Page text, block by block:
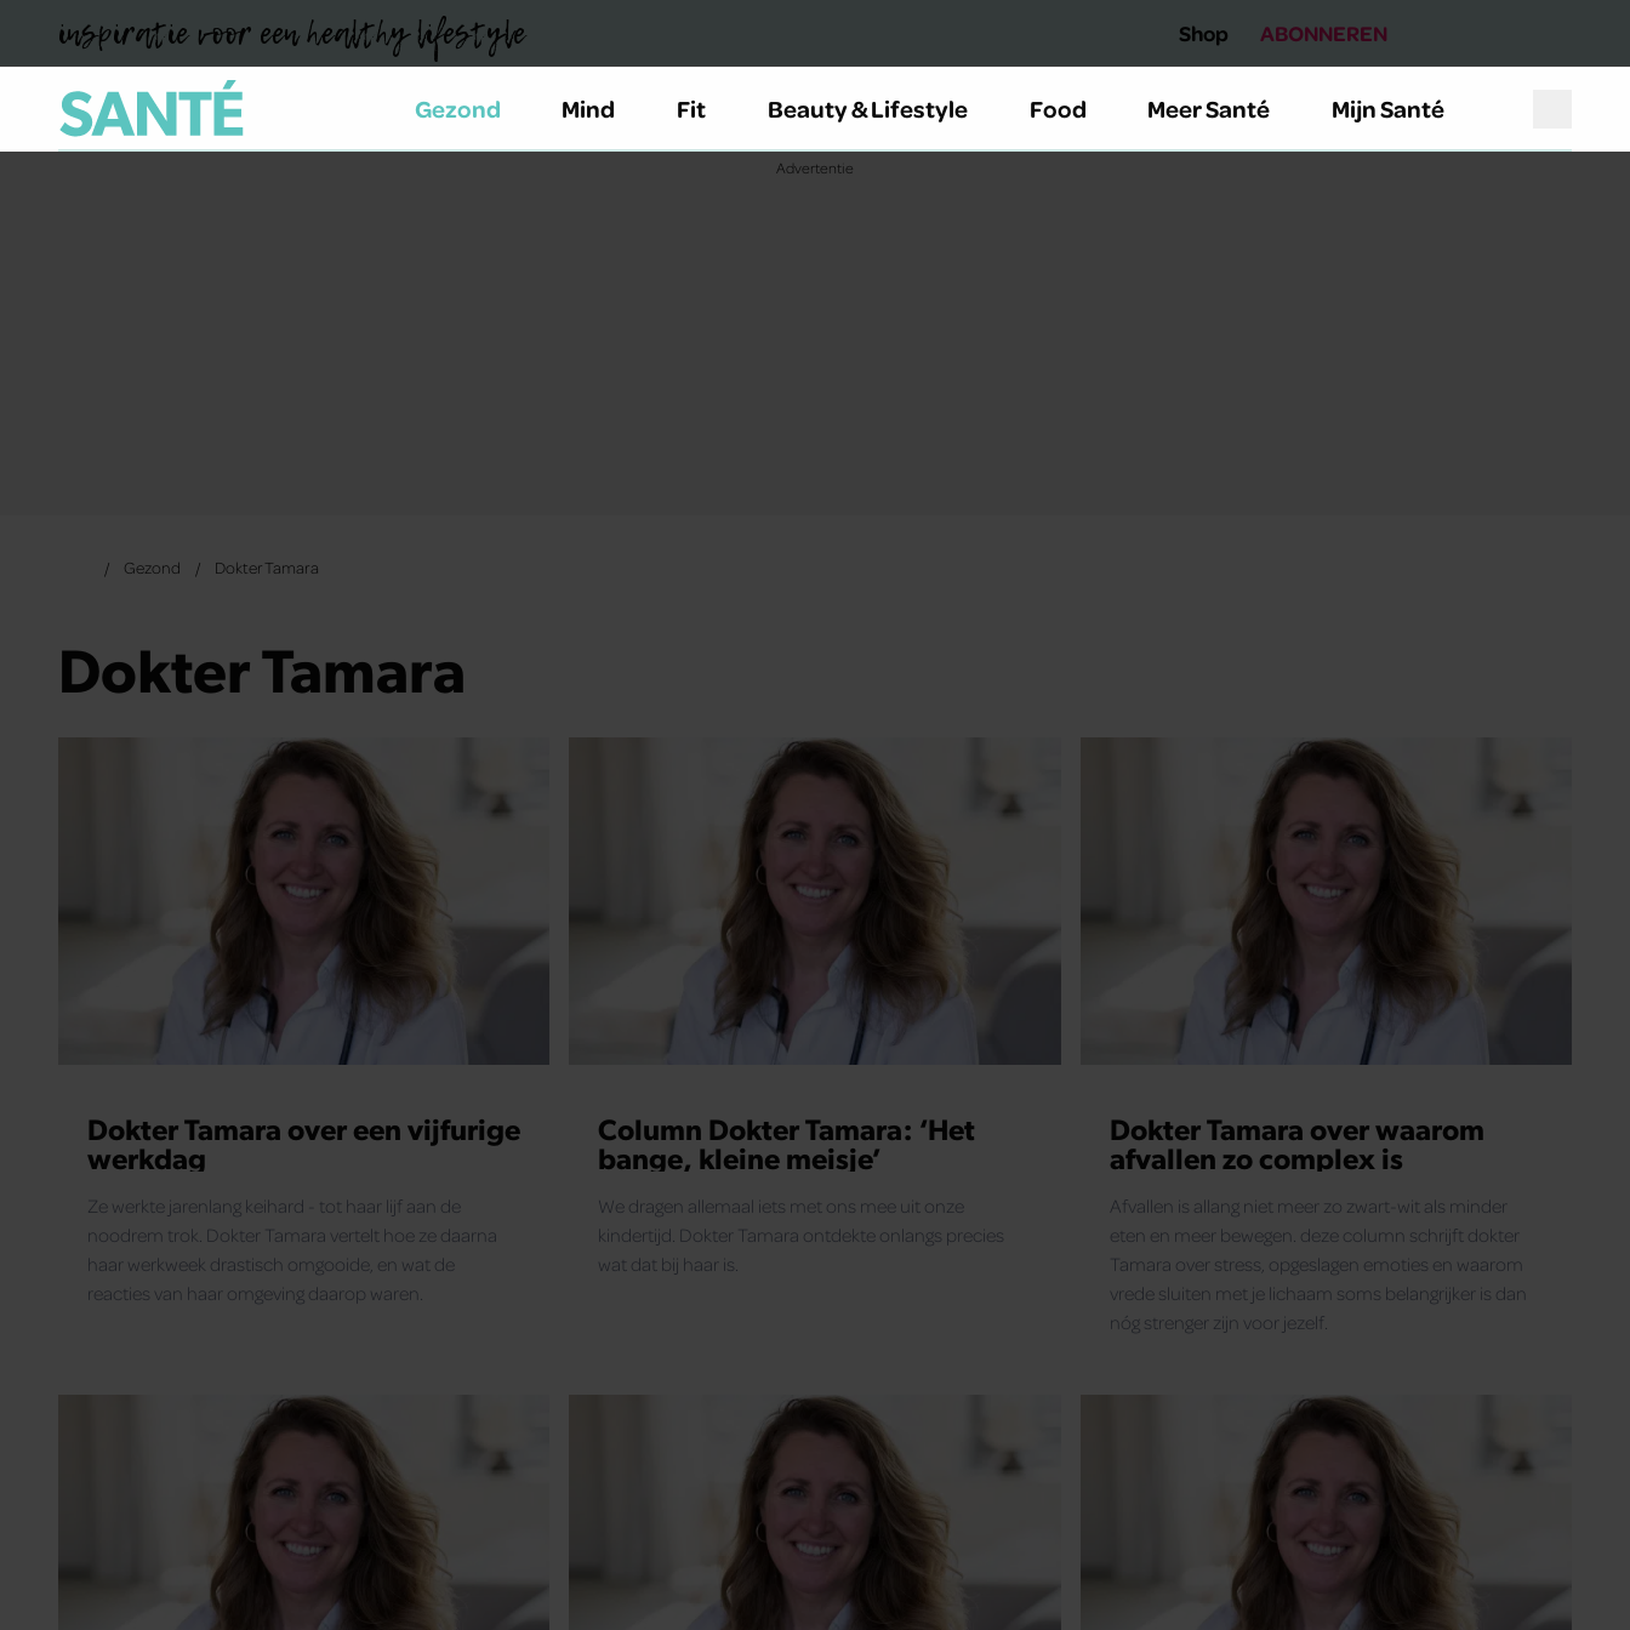
inspiratie voor een healthy lifestyle Shop ABONNEREN
Gezond Mind Fit Beauty & Lifestyle Food Meer Santé Mijn Santé
Gezond Dokter Tamara
Dokter Tamara
Dokter Tamara over een vijfurige
werkdag
Ze werkte jarenlang keihard - tot haar lijf aan de
noodrem trok. Dokter Tamara vertelt hoe ze daarna
haar werkweek drastisch omgooide, en wat de
reacties van haar omgeving daarop waren.
Column Dokter Tamara: ‘Het
bange, kleine meisje’
We dragen allemaal iets met ons mee uit onze
kindertijd. Dokter Tamara ontdekte onlangs precies
wat dat bij haar is.
Dokter Tamara over waarom
afvallen zo complex is
Afvallen is allang niet meer zo zwart-wit als minder
eten en meer bewegen. deze column schrijft dokter
Tamara over stress, opgeslagen emoties en waarom
vrede sluiten met je lichaam soms belangrijker is dan
nóg strenger zijn voor jezelf.